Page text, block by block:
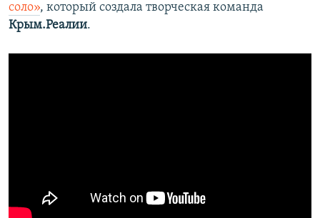
соло», который создала творческая команда
Крым.Реалии.